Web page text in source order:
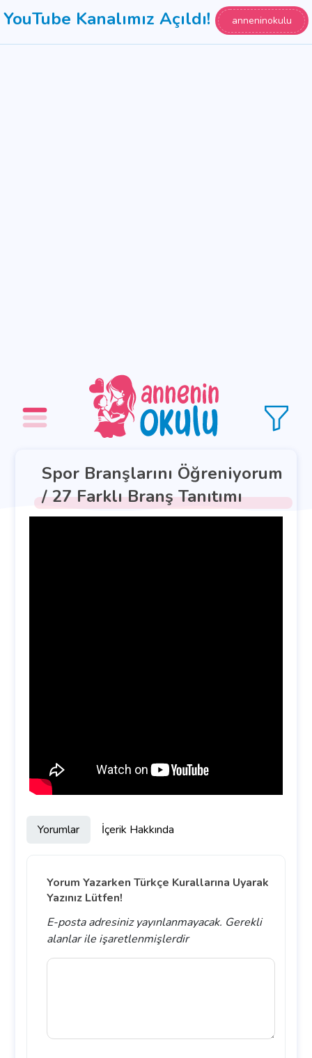
YouTube Kanalımız Açıldı! anneninokulu
Spor Branşlarını Öğreniyorum
/ 27 Farklı Branş Tanıtımı
Yorumlar İçerik Hakkında
Yorum Yazarken Türkçe Kurallarına Uyarak
Yazınız Lütfen!
E-posta adresiniz yayınlanmayacak. Gerekli
alanlarile işaretlenmişlerdir